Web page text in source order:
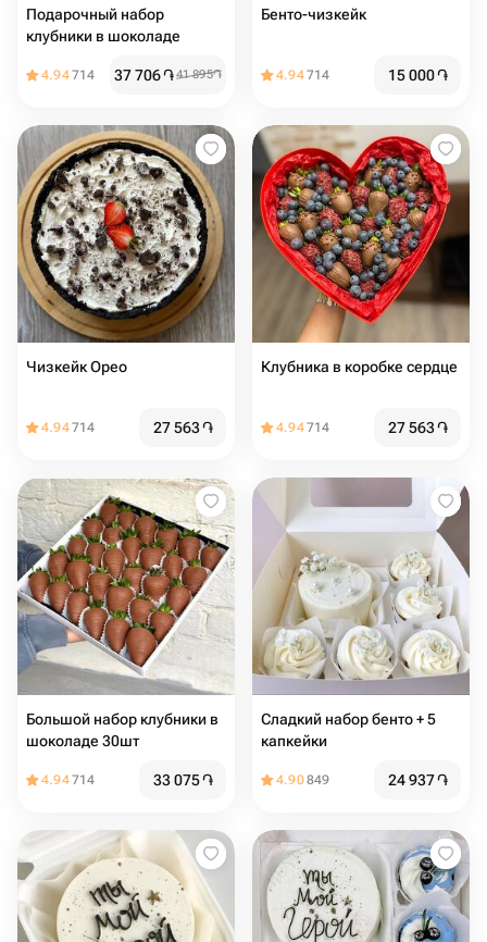
Подарочный набор
клубники в шоколаде
4.94714 37 706֏41 895֏
Бенто-чизкейк
4.94714 15 000֏
Чизкейк Орео
4.94714 27 563֏
Клубника в коробке сердце
4.94714 27 563֏
Большой набор клубники в
шоколаде 30шт
4.94714 33 075֏
Сладкий набор бенто + 5
капкейки
4.90849 24 937֏